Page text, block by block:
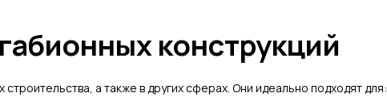
конструкций
а также в других сферах. Они идеально подходят для: